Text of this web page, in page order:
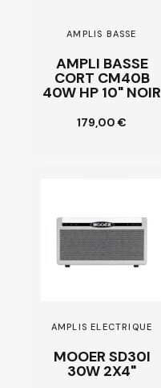
AMPLIS BASSE
AMPLI BASSE
CORT CM40B
40W HP 10" NOIR
179,00 €
Ajouter au
panier
AMPLIS ELECTRIQUE
MOOER SD30I
30W 2X4"